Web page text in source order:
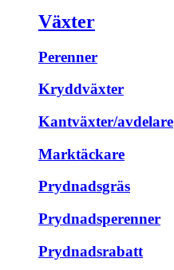
Växter
Perenner
Kryddväxter
Kantväxter/avdelare
Marktäckare
Prydnadsgräs
Prydnadsperenner
Prydnadsrabatt